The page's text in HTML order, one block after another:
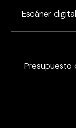
Escáner
Presupuesto